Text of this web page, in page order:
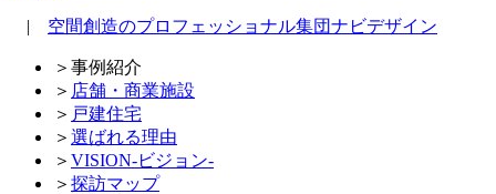
| 空間創造のプロフェッショナル集団ナビデザイン
＞ 事例紹介
＞ 店舗・商業施設
＞ 戸建住宅
＞ 選ばれる理由
＞ VISION-ビジョン-
＞ 探訪マップ